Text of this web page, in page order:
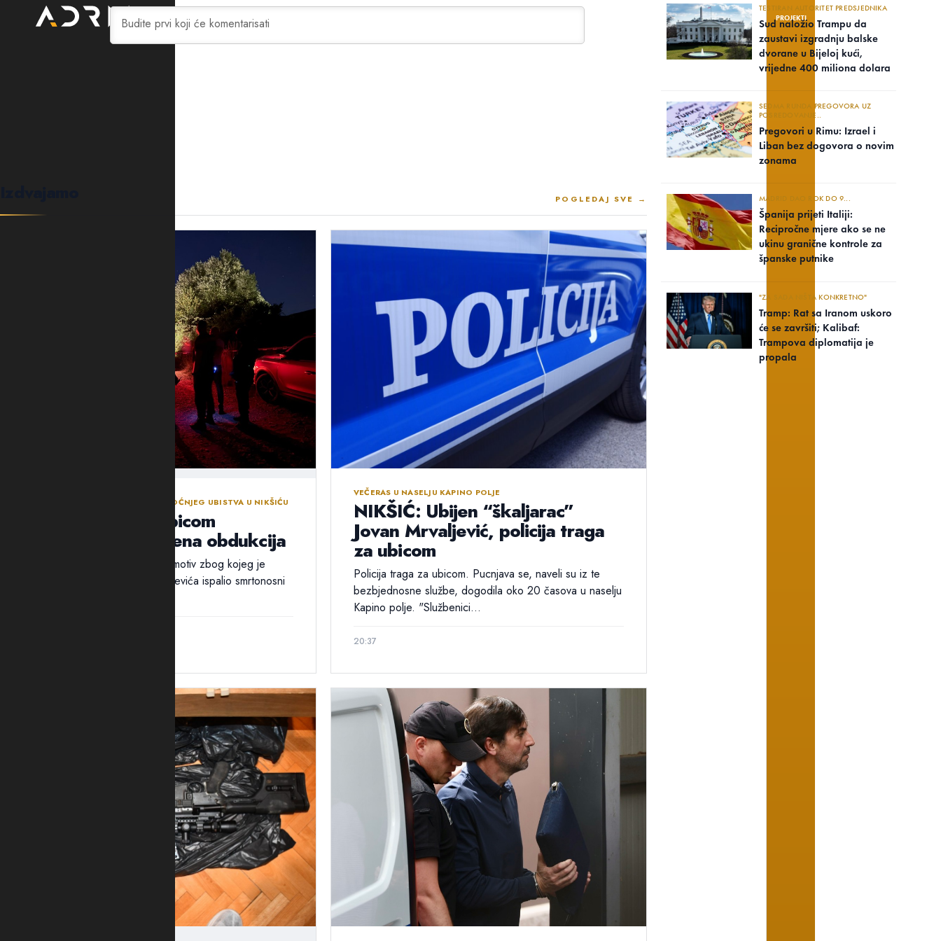
PROJEKTI
POGLEDAJ SVE →
NASTAVLJENA ISTRAGA NAKON SINOĆNJEG UBISTVA U NIKŠIĆU
Policija traga za ubicom
Mrvaljevića, naložena obdukcija
Ni nakon 18 sati nije utvrđen ni motiv zbog kojeg je
ubica, navodno, u potiljak Mrvaljevića ispalio smrtonosni
VEČERAS U NASELJU KAPINO POLJE
NIKŠIĆ: Ubijen “škaljarac”
Jovan Mrvaljević, policija traga
za ubicom
Policija traga za ubicom. Pucnjava se, naveli su iz te
bezbjednosne službe, dogodila oko 20 časova u naselju
Kapino polje. "Službenici...
20:37
TESTIRAN AUTORITET PREDSJEDNIKA
Sud naložio Trampu da
zaustavi izgradnju balske
dvorane u Bijeloj kući,
vrijedne 400 miliona dolara
SEDMA RUNDA PREGOVORA UZ
POSREDOVANJE..
Pregovori u Rimu: Izrael i
Liban bez dogovora o novim
zonama
MADRID DAO ROK DO 9...
Španija prijeti Italiji:
Recipročne mjere ako se ne
ukinu granične kontrole za
španske putnike
"ZA SADA NIŠTA KONKRETNO"
Tramp: Rat sa Iranom uskoro
će se završiti; Kalibaf:
Trampova diplomatija je
propala